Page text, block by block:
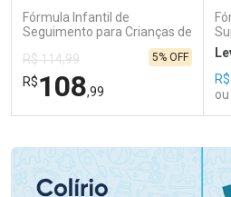
Fórmula Infantil de
Seguimento para Crianças de
Primeira Infância Nestonutri
2 Unidades de 800g cada
R$ 114,99
R$108,99
5% OFF
R$